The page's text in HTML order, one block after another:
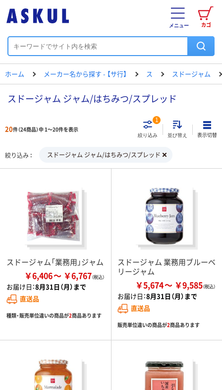
カゴ
メニュー
ホーム メーカー名から探す - 【サ行】 ス スドージャム
スドージャム ジャム/はちみつ/スプレッド
20件（24商品）中 1～20件を表示
絞り込み
1
並び替え 表示切替
絞り込み スドージャム ジャム/はちみつ/スプレッド
スドージャム「業務用」ジャム
￥6,406 ￥6,767
お届け日：8月31日（月）まで
直送品
種類・販売単位違いの商品が2商品あります
スドージャム 業務用ブルーベ
リージャム
￥5,674 ￥9,585
お届け日：8月31日（月）まで
直送品
販売単位違いの商品が2商品あります